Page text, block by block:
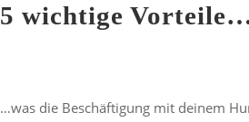
5 wichtige
…was die Beschäftigung mit deinem